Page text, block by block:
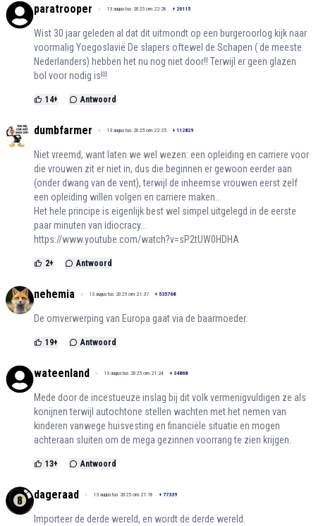
paratrooper 13 augustus 2025 om 22:28 + 20115
Wist 30 jaar geleden al dat dit uitmondt op een burgeroorlog kijk naar
voormalig Yoegoslavië De slapers oftewel de Schapen ( de meeste
Nederlanders) hebben het nu nog niet door!! Terwijl er geen glazen
bol voor nodig is!!!
14+ Antwoord
dumbfarmer 13 augustus 2025 om 22:25 + 112829
Niet vreemd, want laten we wel wezen: een opleiding en carriere voor
die vrouwen zit er niet in, dus die beginnen er gewoon eerder aan
(onder dwang van de vent), terwijl de inheemse vrouwen eerst zelf
een opleiding willen volgen en carriere maken...
Het hele principe is eigenlijk best wel simpel uitgelegd in de eerste
paar minuten van idiocracy...
https://www.youtube.com/watch?v=sP2tUW0HDHA
2+ Antwoord
nehemia 13 augustus 2025 om 21:37 + 535768
De omverwerping van Europa gaat via de baarmoeder.
19+ Antwoord
wateenland 13 augustus 2025 om 21:24 + 34868
Mede door de incestueuze inslag bij dit volk vermenigvuldigen ze als
konijnen terwijl autochtone stellen wachten met het nemen van
kinderen vanwege huisvesting en financiële situatie en mogen
achteraan sluiten om de mega gezinnen voorrang te zien krijgen.
13+ Antwoord
dageraad 13 augustus 2025 om 21:18 + 77339
Importeer de derde wereld, en wordt de derde wereld.